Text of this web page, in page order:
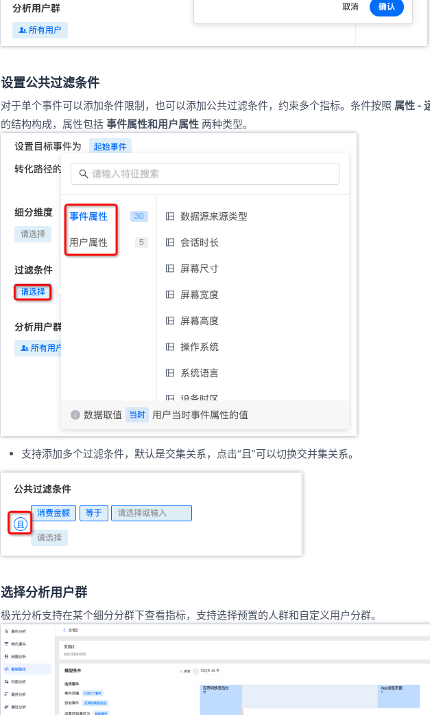
设置公共过滤条件
对于单个事件可以添加条件限制，也可以添加公共过滤条件，约束多个指标。条件按照 属性 -
的结构构成，属性包括 事件属性和用户属性 两种类型。
支持添加多个过滤条件，默认是交集关系，点击“且”可以切换交并集关系。
选择分析用户群
极光分析支持在某个细分分群下查看指标，支持选择预置的人群和自定义用户分群。